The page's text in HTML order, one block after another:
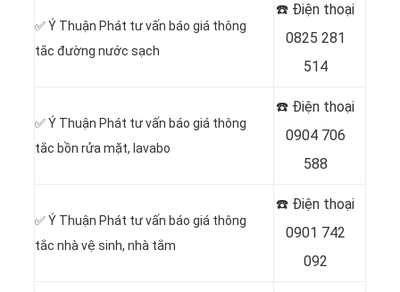
✅ Ý Thuận Phát tư vấn báo giá thông
tắc đường nước sạch
☎️ Điện thoại
0825 281
514
✅ Ý Thuận Phát tư vấn báo giá thông
tắc bồn rửa mặt, lavabo
☎️ Điện thoại
0904 706
588
✅ Ý Thuận Phát tư vấn báo giá thông
tắc nhà vệ sinh, nhà tắm
☎️ Điện thoại
0901 742
092